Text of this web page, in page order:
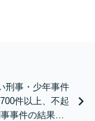
刑事・少年事件
件以上、不起
事件の結果は